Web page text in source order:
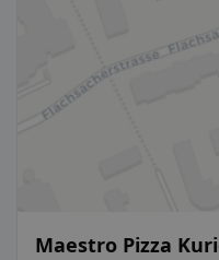
Maestro Pizza